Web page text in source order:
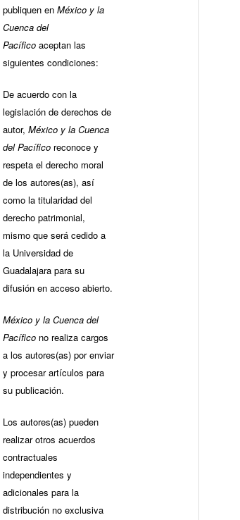
publiquen en México y la
Cuenca del
Pacífico aceptan las
siguientes condiciones:
De acuerdo con la
legislación de derechos de
autor, México y la Cuenca
del Pacífico reconoce y
respeta el derecho moral
de los autores(as), así
como la titularidad del
derecho patrimonial,
mismo que será cedido a
la Universidad de
Guadalajara para su
difusión en acceso abierto.
México y la Cuenca del
Pacífico no realiza cargos
a los autores(as) por enviar
y procesar artículos para
su publicación.
Los autores(as) pueden
realizar otros acuerdos
contractuales
independientes y
adicionales para la
distribución no exclusiva